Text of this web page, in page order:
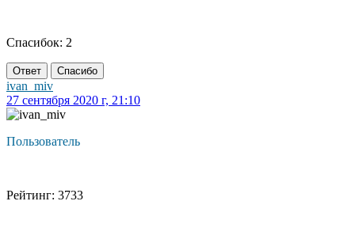
Спасибок: 2
Ответ Спасибо
ivan_miv
27 сентября 2020 г, 21:10
Пользователь
Рейтинг: 3733